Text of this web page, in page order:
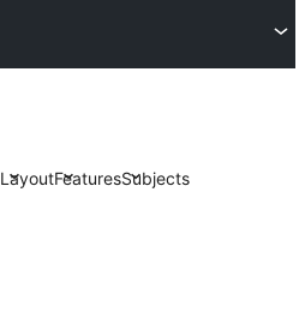
LayoutFeaturesSubjects